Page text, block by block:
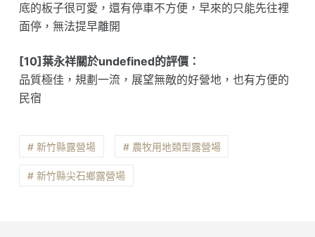
底的板子很可愛，還有停車不方便，早來的只能先往裡
面停，無法提早離開
[10]葉永祥關於undefined的評價：
品質極佳，規劃一流，展望無敵的好營地，也有方便的
民宿
# 新竹縣露營場 # 農牧用地類型露營場
# 新竹縣尖石鄉露營場